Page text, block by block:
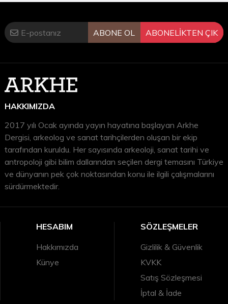
ABONE OL ABONELİKTEN ÇIK
HAKKIMIZDA
2017 yılı Ocak ayında yayın hayatına başlayan Arkhe
Dergisi, arkeolog ve sanat tarihçilerden oluşan bir ekip
tarafından kuruldu. Her sayısında arkeoloji, sanat tarihi ve
antropoloji gibi bilim dallarından seçilen dergi temasını Türkiye
ve dünyanın pek çok noktasından konu ile ilgili çalışmalarını
sürdürmektedir.
HESABIM
Hakkımızda
Künye
SÖZLEŞMELER
Gizlilik & Güvenlik
KVKK
Satış Sözleşmesi
İptal & İade